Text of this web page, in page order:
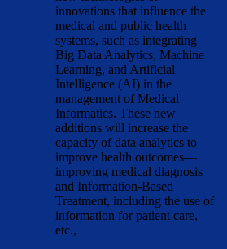
innovations that influence the
medical and public health
systems, such as integrating
Big Data Analytics, Machine
Learning, and Artificial
Intelligence (AI) in the
management of Medical
Informatics. These new
additions will increase the
capacity of data analytics to
improve health outcomes—
improving medical diagnosis
and Information-Based
Treatment, including the use of
information for patient care,
etc.,